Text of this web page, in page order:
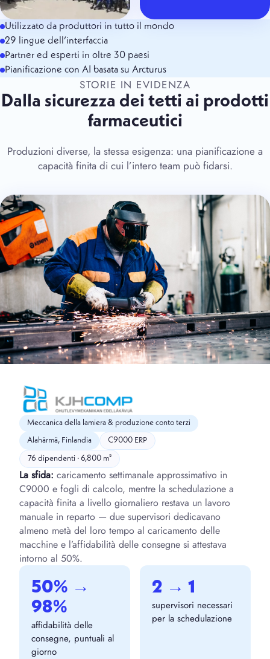
Utilizzato da produttori in tutto il mondo
29 lingue dell’interfaccia
Partner ed esperti in oltre 30 paesi
Pianificazione con AI basata su Arcturus
STORIE IN EVIDENZA
Dalla sicurezza dei tetti ai prodotti
farmaceutici
Produzioni diverse, la stessa esigenza: una pianificazione a
capacità finita di cui l’intero team può fidarsi.
Meccanica della lamiera & produzione conto terzi
Alahärmä, Finlandia C9000 ERP
76 dipendenti · 6,800 m²
La sfida: caricamento settimanale approssimativo in
C9000 e fogli di calcolo, mentre la schedulazione a
capacità finita a livello giornaliero restava un lavoro
manuale in reparto — due supervisori dedicavano
almeno metà del loro tempo al caricamento delle
macchine e l’affidabilità delle consegne si attestava
intorno al 50%.
50% →
98%
affidabilità delle
consegne, puntuali al
giorno
2 → 1
supervisori necessari
per la schedulazione